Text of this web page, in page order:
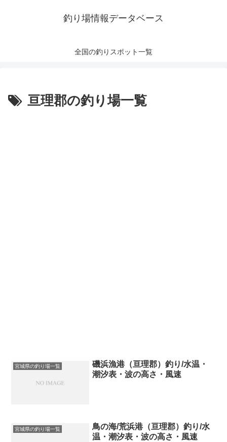
釣り場情報データベース
全国の釣りスポット一覧
亘理郡の釣り場一覧
宮城県の釣り場一覧
磯浜漁港（亘理郡）釣り/水温・
潮汐表・波の高さ・風速
宮城県の釣り場一覧
鳥の海/荒浜港（亘理郡）釣り/水
温・潮汐表・波の高さ・風速